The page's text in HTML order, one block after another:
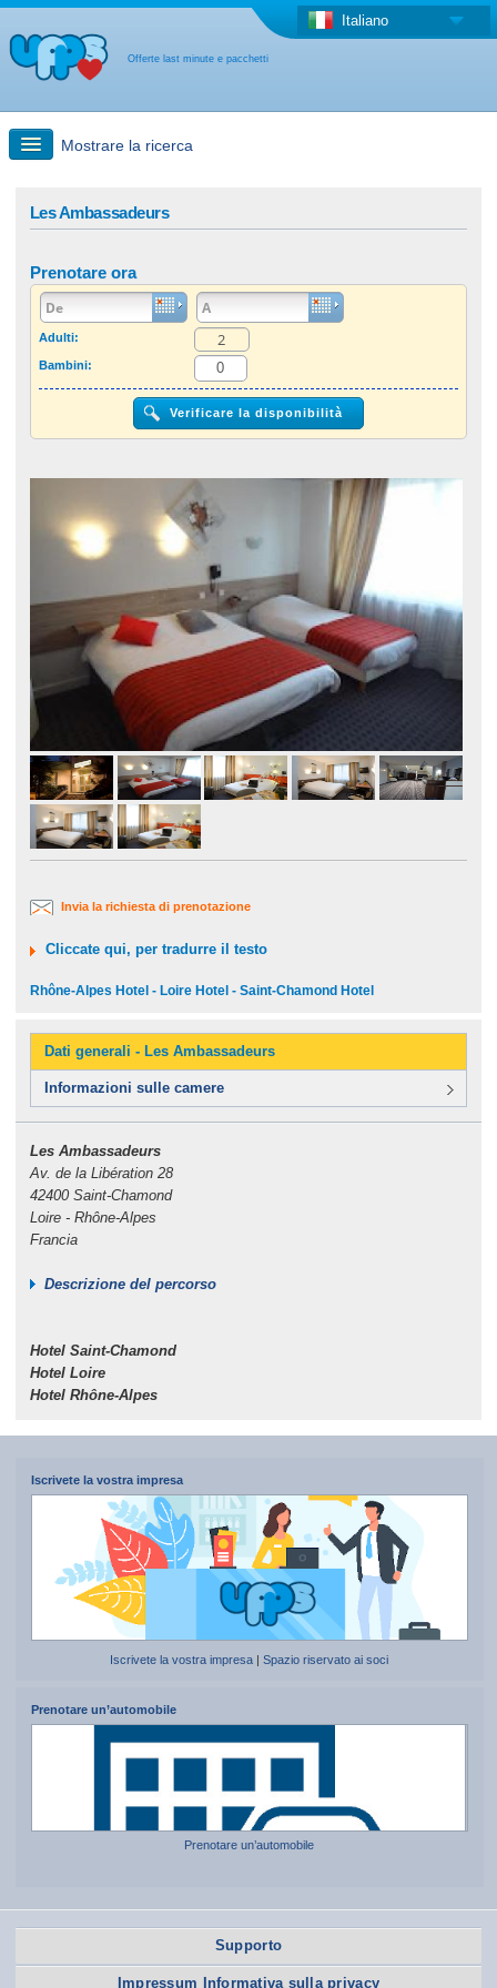
Offerte last minute e pacchetti
Italiano
Mostrare la ricerca
Offerta last minute + Offerta forfettaria
Altro paese
Les Ambassadeurs
Prenotare ora
Adulti:
Bambini:
Invia la richiesta di prenotazione
Cliccate qui, per tradurre il testo
Rhône-Alpes Hotel - Loire Hotel - Saint-Chamond Hotel
Dati generali - Les Ambassadeurs
Informazioni sulle camere
Les Ambassadeurs
Av. de la Libération 28
42400 Saint-Chamond
Loire - Rhône-Alpes
Francia
Descrizione del percorso
Hotel Saint-Chamond
Hotel Loire
Hotel Rhône-Alpes
Iscrivete la vostra impresa
Iscrivete la vostra impresa |Spazio riservato ai soci
Prenotare un’automobile
Prenotare un’automobile
Supporto
Impressum Informativa sulla privacy